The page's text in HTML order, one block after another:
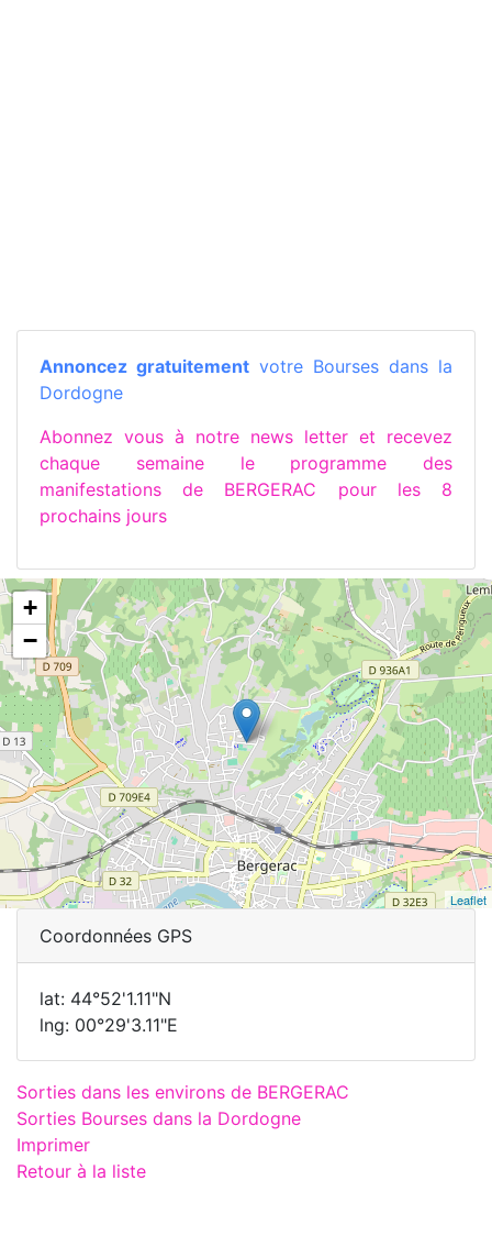
Annoncez gratuitement votre Bourses dans la
Dordogne
Abonnez vous à notre news letter et recevez
chaque semaine le programme des
manifestations de BERGERAC pour les 8
prochains jours
+
−
Leaflet
Coordonnées GPS
lat: 44°52'1.11"N
lng: 00°29'3.11"E
Sorties dans les environs de BERGERAC
Sorties Bourses dans la Dordogne
Imprimer
Retour à la liste